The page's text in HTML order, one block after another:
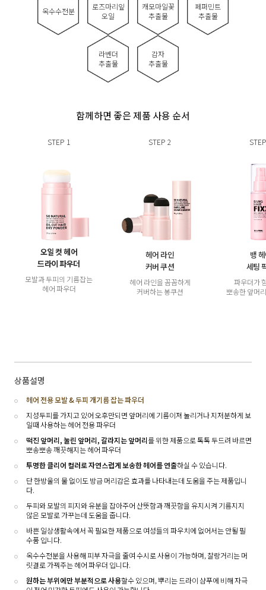
옥수수전분
로즈마리잎
오일
캐모마일꽃
추출물
페퍼민트
추출물
라벤더
추출물
감자
추출물
함께하면 좋은 제품 사용 순서
STEP 1
오일 컷 헤어
드라이 파우더
모발과 두피의 기름잡는
헤어 파우더
STEP 2
헤어 라인
커버 쿠션
헤어 라인을 꼼꼼하게
커버하는 봉쿠션
STEP
뱅
세팅
파우더가
뽀송한 앞머
상품설명
헤어 전용 모발 & 두피 개기름 잡는 파우더
지성두피를 가지고 있어 오후만되면 앞머리에 기름이져 눌리거나 지저분하게 보
일때 사용하는 헤어 전용 파우더
떡진 앞머리, 눌린 앞머리, 갈라지는 앞머리를 위한 제품으로 톡톡 두드려 바르면
뽀송뽀송 깨끗해지는 헤어 파우더
투명한 클리어 컬러로 자연스럽게 보송한 헤어를 연출하실 수 있습니다.
단 한방울의 물 없이도 방금 머리감은 효과를 나타내는데 도움을 주는 제품입니
다.
두피와 모발의 피지와 유분을 잡아주어 산뜻함과 깨끗함을 유지시켜 기름지지
않은 모발로 가꾸는데 도움을 줍니다.
바쁜 일상생활속에서 꼭 필요한 제품으로 여성들의 파우치에 없어서는 안될 필
수품 입니다.
옥수수전분을 사용해 피부 자극을 줄여 수시로 사용이 가능하며, 찰랑거리는 머
릿결로 가꿔주는 헤어 파우더 입니다.
원하는 부위에만 부분적으로 사용할수 있으며, 뿌리는 드라이 샴푸에 비해 자극